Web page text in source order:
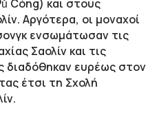
Cóng) και στους
Αργότερα, οι μοναχοί
ενσωμάτωσαν τις
Σαολίν και τις
διαδόθηκαν ευρέως στον
έτσι τη Σχολή